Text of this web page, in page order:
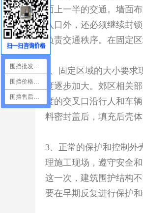
面上一半的交通。墙面
入口外，还必须继续封
负责交通秩序。在固定
2、固定区域的大小要
度逐步加大。郊区相关
度的交叉口沿行人和车
料密封盖后，填充后壳
3、正常的保护和控制外
理施工现场，遵守安全
这一次，建筑围护结构
要在早期反复进行保护
围挡批发咨询
围挡价格咨询
围挡售后咨询